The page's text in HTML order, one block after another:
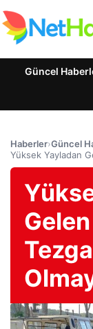
Güncel
Haberler›Güncel
Yüksek Yayladan